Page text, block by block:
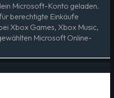
Microsoft-Konto geladen.
berechtigte Einkäufe
Xbox Games, Xbox Music,
Microsoft Online-